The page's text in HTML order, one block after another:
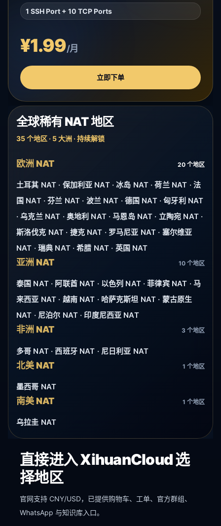
1 SSH Port + 10 TCP Ports
¥1.99/月
立即下单
全球稀有 NAT 地区
35 个地区 · 5 大洲 · 持续解锁
欧洲 NAT 20 个地区
土耳其 NAT · 保加利亚 NAT · 冰岛 NAT · 荷兰 NAT · 法
国 NAT · 芬兰 NAT · 波兰 NAT · 德国 NAT · 匈牙利 NAT
· 乌克兰 NAT · 奥地利 NAT · 马恩岛 NAT · 立陶宛 NAT ·
斯洛伐克 NAT · 捷克 NAT · 罗马尼亚 NAT · 塞尔维亚
NAT · 瑞典 NAT · 希腊 NAT · 英国 NAT
亚洲 NAT 10 个地区
泰国 NAT · 阿联酋 NAT · 以色列 NAT · 菲律宾 NAT · 马
来西亚 NAT · 越南 NAT · 哈萨克斯坦 NAT · 蒙古原生
NAT · 尼泊尔 NAT · 印度尼西亚 NAT
非洲 NAT 3 个地区
多哥 NAT · 西班牙 NAT · 尼日利亚 NAT
北美 NAT 1 个地区
墨西哥 NAT
南美 NAT 1 个地区
乌拉圭 NAT
直接进入 XihuanCloud 选
择地区
官网支持 CNY/USD，已提供购物车、工单、官方群组、
WhatsApp 与知识库入口。